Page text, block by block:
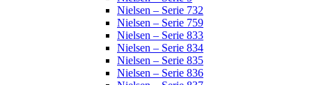
Nielsen – Serie 732
Nielsen – Serie 759
Nielsen – Serie 833
Nielsen – Serie 834
Nielsen – Serie 835
Nielsen – Serie 836